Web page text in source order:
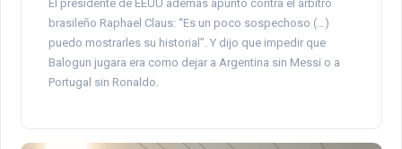
El presidente de EEUU además apuntó contra el árbitro
brasileño Raphael Claus: “Es un poco sospechoso (…)
puedo mostrarles su historial”. Y dijo que impedir que
Balogun jugara era como dejar a Argentina sin Messi o a
Portugal sin Ronaldo.